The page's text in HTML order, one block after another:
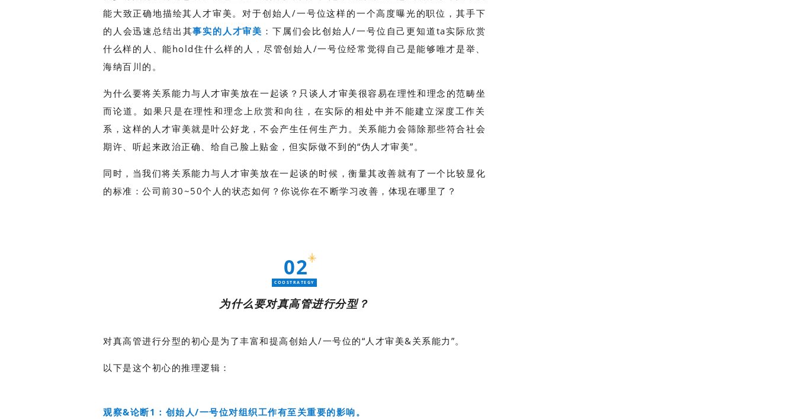
能大致正确地描绘其人才审美。对于创始人/一号位这样的一个高度曝光的职位，其手下
的人会迅速总结出其事实的人才审美 ：下属们会比创始人/一号位自己更知道ta实际欣赏
什么样的人、能hold住什么样的人，尽管创始人/一号位经常觉得自己是能够唯才是举、
海纳百川的。
为什么要将关系能力与人才审美放在一起谈？只谈人才审美很容易在理性和理念的范畴坐
而论道。如果只是在理性和理念上欣赏和向往，在实际的相处中并不能建立深度工作关
系，这样的人才审美就是叶公好龙，不会产生任何生产力。关系能力会筛除那些符合社会
期许、听起来政治正确、给自己脸上贴金，但实际做不到的“伪人才审美”。
同时，当我们将关系能力与人才审美放在一起谈的时候，衡量其改善就有了一个比较显化
的标准：公司前30~50个人的状态如何？你说你在不断学习改善，体现在哪里了？
02
COOSTRATEGY
为什么要对真高管进行分型？
对真高管进行分型的初心是为了丰富和提高创始人/一号位的“人才审美&关系能力”。
以下是这个初心的推理逻辑：
观察&论断1：创始人/一号位对组织工作有至关重要的影响。